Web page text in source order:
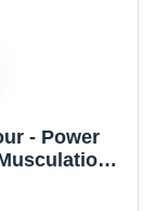
- Power
en Acier,